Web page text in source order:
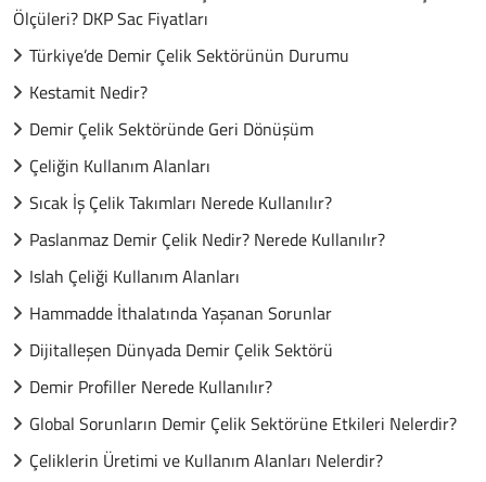
Ölçüleri? DKP Sac Fiyatları
Türkiye’de Demir Çelik Sektörünün Durumu
Kestamit Nedir?
Demir Çelik Sektöründe Geri Dönüşüm
Çeliğin Kullanım Alanları
Sıcak İş Çelik Takımları Nerede Kullanılır?
Paslanmaz Demir Çelik Nedir? Nerede Kullanılır?
Islah Çeliği Kullanım Alanları
Hammadde İthalatında Yaşanan Sorunlar
Dijitalleşen Dünyada Demir Çelik Sektörü
Demir Profiller Nerede Kullanılır?
Global Sorunların Demir Çelik Sektörüne Etkileri Nelerdir?
Çeliklerin Üretimi ve Kullanım Alanları Nelerdir?